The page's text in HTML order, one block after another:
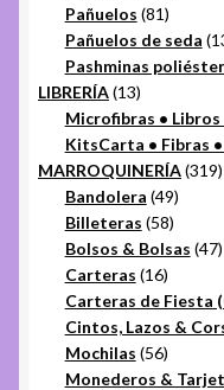
Pañuelos 8181
Pañuelos de seda
Pashminas
LIBRERÍA 1313
productos
Microfibras •
KitsCarta • Fibras
MARROQUINERÍA 319
Bandolera 4949
Billeteras 5858
Bolsos & Bolsas 47
Carteras 1616
Carteras de Fiesta
Cintos, Lazos &
Mochilas 5656
Monederos &